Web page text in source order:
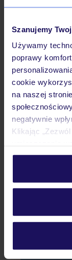
Szanujemy
Używamy
poprawy
cookie
na naszej
negatywnie
Klikając
personalizować
Szczegółowe
Pokoje
Wyżywienie
Atrakcje
Ważne
Często
Jak zmienić
Na jakiej
pokładowe/